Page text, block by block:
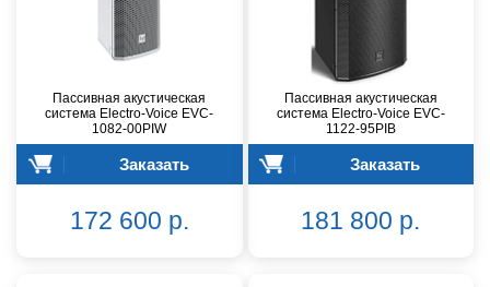
Пассивная акустическая
система Electro-Voice EVC-
1082-00PIW
Заказать
172 600 р.
Пассивная акустическая
система Electro-Voice EVC-
1122-95PIB
Заказать
181 800 р.